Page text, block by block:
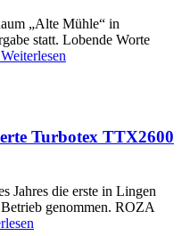
„Alte Mühle“ in
statt. Lobende Worte
Turbotex TTX2600
Jahres die erste in Lingen
genommen. ROZA